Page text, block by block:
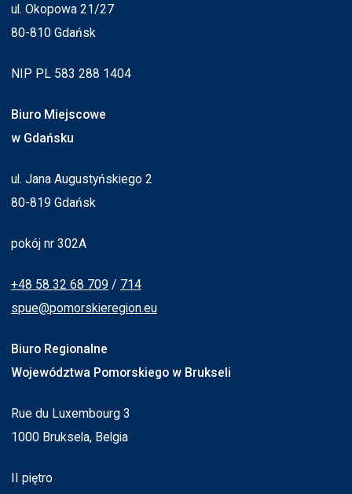
ul. Okopowa 21/27
80-810 Gdańsk
NIP PL 583 288 1404
Biuro Miejscowe
w Gdańsku
ul. Jana Augustyńskiego 2
80-819 Gdańsk
pokój nr 302A
+48 58 32 68 709 / 714
spue@pomorskieregion.eu
Biuro Regionalne
Województwa Pomorskiego w Brukseli
Rue du Luxembourg 3
1000 Bruksela, Belgia
II piętro